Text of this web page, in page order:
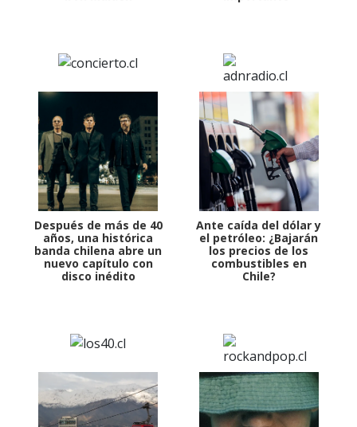
Después de más de 40
años, una histórica
banda chilena abre un
nuevo capítulo con
disco inédito
Ante caída del dólar y
el petróleo: ¿Bajarán
los precios de los
combustibles en
Chile?